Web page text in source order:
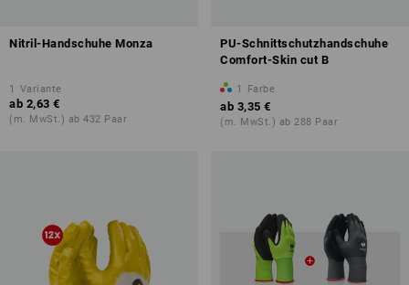
Nitril-Handschuhe Monza
1 Variante
ab 2,63 €
(m. MwSt.) ab 432 Paar
PU-Schnittschutzhandschuhe
Comfort-Skin cut B
1 Farbe
ab 3,35 €
(m. MwSt.) ab 288 Paar